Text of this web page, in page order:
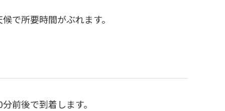
で所要時間がぶれます。
前後で到着します。